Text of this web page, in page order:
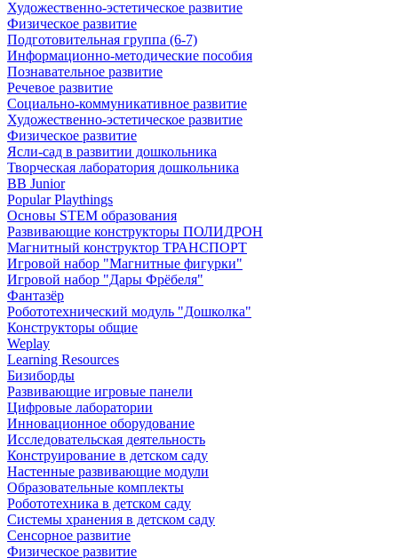
Художественно-эстетическое развитие
Физическое развитие
Подготовительная группа (6-7)
Информационно-методические пособия
Познавательное развитие
Речевое развитие
Социально-коммуникативное развитие
Художественно-эстетическое развитие
Физическое развитие
Ясли-сад в развитии дошкольника
Творческая лаборатория дошкольника
BB Junior
Popular Playthings
Основы STEM образования
Развивающие конструкторы ПОЛИДРОН
Магнитный конструктор ТРАНСПОРТ
Игровой набор "Магнитные фигурки"
Игровой набор "Дары Фрёбеля"
Фантазёр
Робототехнический модуль "Дошколка"
Конструкторы общие
Weplay
Learning Resources
Бизиборды
Развивающие игровые панели
Цифровые лаборатории
Инновационное оборудование
Исследовательская деятельность
Конструирование в детском саду
Настенные развивающие модули
Образовательные комплекты
Робототехника в детском саду
Системы хранения в детском саду
Сенсорное развитие
Физическое развитие